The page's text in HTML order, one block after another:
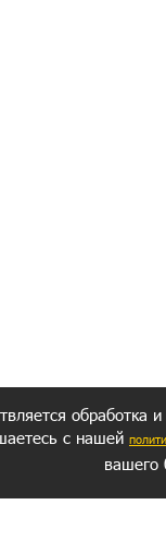
обработка
с нашей
вашего